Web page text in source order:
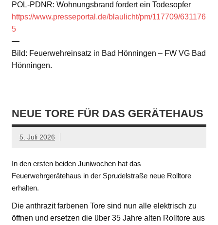
POL-PDNR: Wohnungsbrand fordert ein Todesopfer
https://www.presseportal.de/blaulicht/pm/117709/631176
5
—
Bild: Feuerwehreinsatz in Bad Hönningen – FW VG Bad
Hönningen.
NEUE TORE FÜR DAS GERÄTEHAUS
5. Juli 2026
In den ersten beiden Juniwochen hat das
Feuerwehrgerätehaus in der Sprudelstraße neue Rolltore
erhalten.
Die anthrazit farbenen Tore sind nun alle elektrisch zu
öffnen und ersetzen die über 35 Jahre alten Rolltore aus